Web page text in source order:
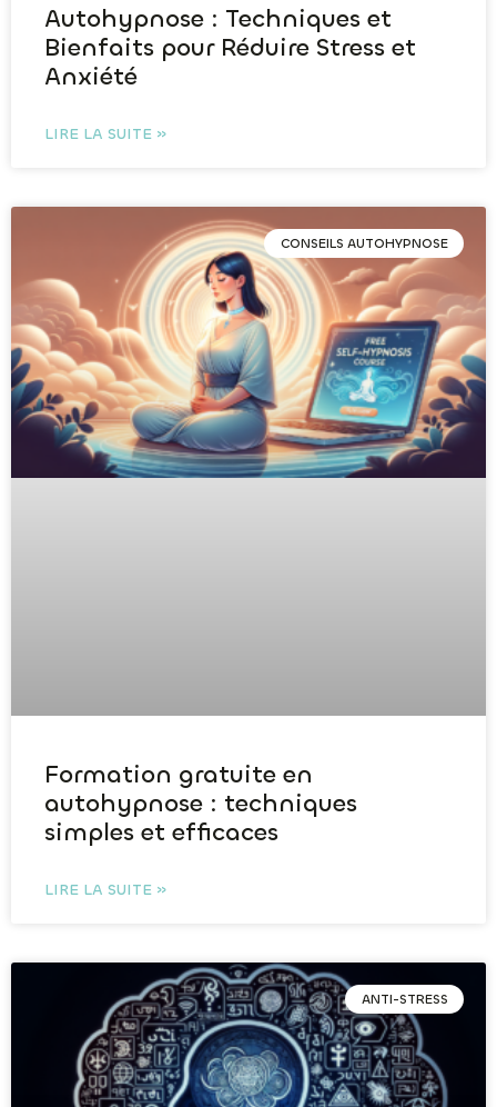
Autohypnose : Techniques et
Bienfaits pour Réduire Stress et
Anxiété
LIRE LA SUITE »
CONSEILS AUTOHYPNOSE
Formation gratuite en
autohypnose : techniques
simples et efficaces
LIRE LA SUITE »
ANTI-STRESS